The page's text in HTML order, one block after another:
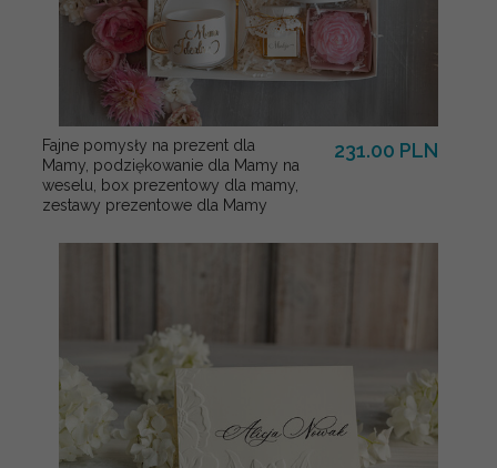
Fajne pomysły na prezent dla
Mamy, podziękowanie dla Mamy na
weselu, box prezentowy dla mamy,
zestawy prezentowe dla Mamy
231.00 PLN